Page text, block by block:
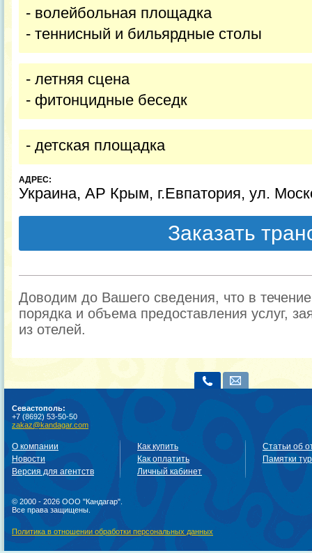
- волейбольная площадка
- теннисный и бильярдные столы
- летняя сцена
- фитонцидные беседк
- детская площадка
АДРЕС:
Украина, АР Крым, г.Евпатория, ул.
Заказать
Доводим до Вашего сведения, что в
порядка и объема предоставления услуг,
из отелей.
Севастополь:
+7 (8692) 53-50-50
zakaz@kandagar.com
О компании
Новости
Версия для агентств
Как купить
Как оплатить
Личный кабинет
Статьи об
Памятки
© 2000 - 2026 ООО "Кандагар".
Все права защищены.
Политика в отношении обработки персональных данных